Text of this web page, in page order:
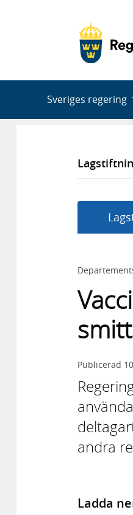
Sveriges regering
Publicerad
andra
Ladda